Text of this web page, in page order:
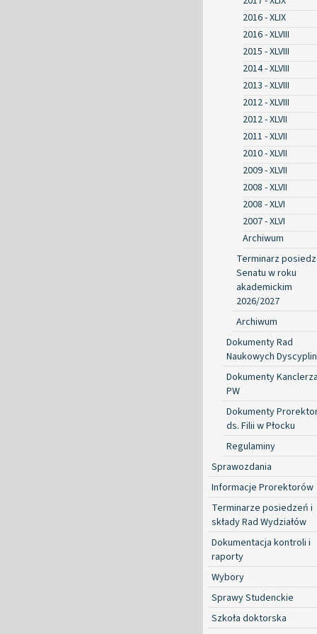
2016 - XLIX
2016 - XLVIII
2015 - XLVIII
2014 - XLVIII
2013 - XLVIII
2012 - XLVIII
2012 - XLVII
2011 - XLVII
2010 - XLVII
2009 - XLVII
2008 - XLVII
2008 - XLVI
2007 - XLVI
Archiwum
Terminarz
Senatu w roku
akademickim
2026/2027
Archiwum
Dokumenty Rad
Naukowych Dyscyplin
Dokumenty
PW
Dokumenty
ds. Filii w Płocku
Regulaminy
Sprawozdania
Informacje Prorektorów
Terminarze posiedzeń i
składy Rad Wydziałów
Dokumentacja kontroli i
raporty
Wybory
Sprawy Studenckie
Szkoła doktorska